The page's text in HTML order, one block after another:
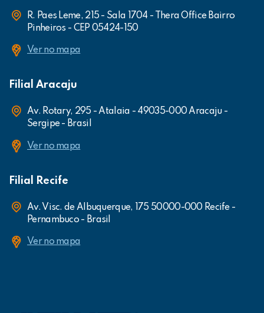
R. Paes Leme, 215 - Sala 1704 - Thera Office Bairro
Pinheiros - CEP 05424-150
Ver no mapa
Filial Aracaju
Av. Rotary, 295 - Atalaia - 49035-000 Aracaju -
Sergipe - Brasil
Ver no mapa
Filial Recife
Av. Visc. de Albuquerque, 175 50000-000 Recife -
Pernambuco - Brasil
Ver no mapa